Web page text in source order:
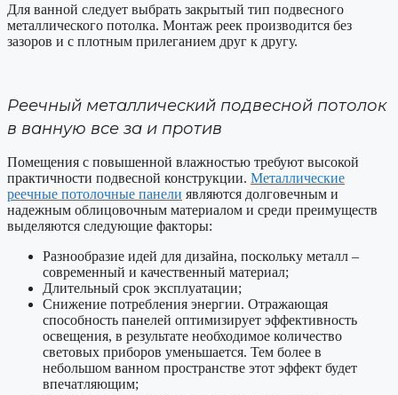
Для ванной следует выбрать закрытый тип подвесного
металлического потолка. Монтаж реек производится без
зазоров и с плотным прилеганием друг к другу.
Реечный металлический подвесной потолок
в ванную все за и против
Помещения с повышенной влажностью требуют высокой
практичности подвесной конструкции. Металлические
реечные потолочные панели являются долговечным и
надежным облицовочным материалом и среди преимуществ
выделяются следующие факторы:
Разнообразие идей для дизайна, поскольку металл –
современный и качественный материал;
Длительный срок эксплуатации;
Снижение потребления энергии. Отражающая
способность панелей оптимизирует эффективность
освещения, в результате необходимое количество
световых приборов уменьшается. Тем более в
небольшом ванном пространстве этот эффект будет
впечатляющим;